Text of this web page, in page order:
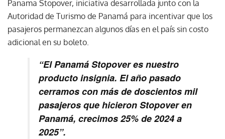
Panama Stopover, iniciativa desarrollada junto con la
Autoridad de Turismo de Panamá para incentivar que los
pasajeros permanezcan algunos días en el país sin costo
adicional en su boleto.
“El Panamá Stopover es nuestro
producto insignia. El año pasado
cerramos con más de doscientos mil
pasajeros que hicieron Stopover en
Panamá, crecimos 25% de 2024 a
2025”.